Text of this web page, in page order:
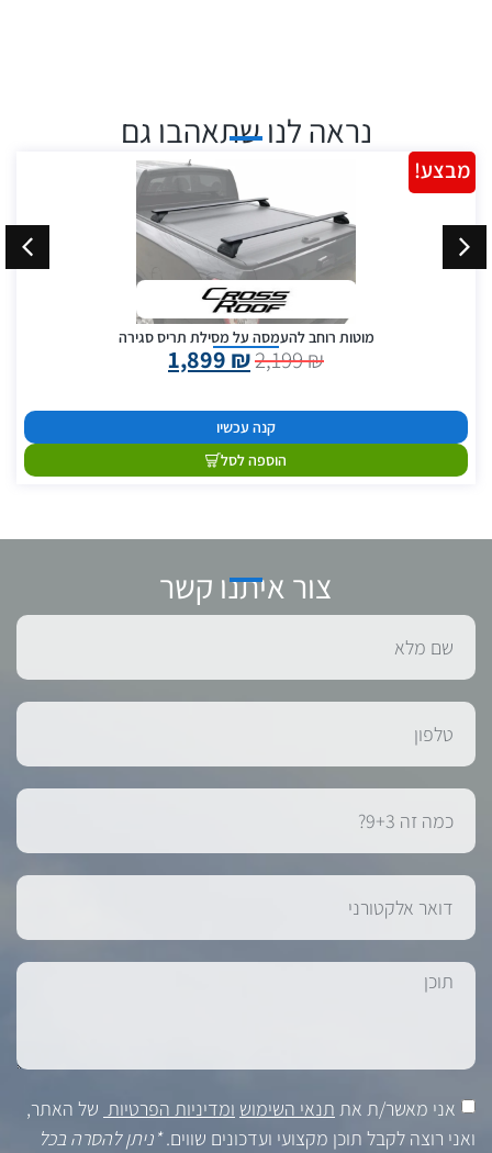
נראה לנו שתאהבו גם
מוטות רוחב להעמסה על מסילת תריס סגירה
2,199₪
1,899 ₪
קנה עכשיו
הוספה לסל
מבצע!
צור איתנו קשר
אני מאשר/ת את תנאי השימוש ומדיניות הפרטיות של האתר,
ואני רוצה לקבל תוכן מקצועי ועדכונים שווים.*ניתן להסרה בכל